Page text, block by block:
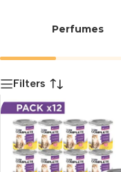
Perfumes
Filters